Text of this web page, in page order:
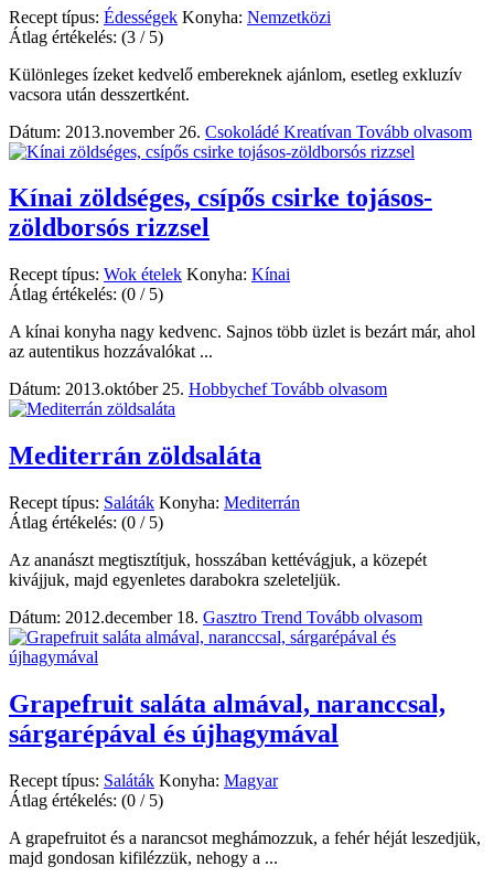
Recept típus: Édességek Konyha: Nemzetközi
Átlag értékelés: (3 / 5)
Különleges ízeket kedvelő embereknek ajánlom, esetleg exkluzív
vacsora után desszertként.
Dátum: 2013.november 26. Csokoládé Kreatívan Tovább olvasom
Kínai zöldséges, csípős csirke tojásos-
zöldborsós rizzsel
Recept típus: Wok ételek Konyha: Kínai
Átlag értékelés: (0 / 5)
A kínai konyha nagy kedvenc. Sajnos több üzlet is bezárt már, ahol
az autentikus hozzávalókat ...
Dátum: 2013.október 25. HobbychefTovább olvasom
Mediterrán zöldsaláta
Recept típus: Saláták Konyha: Mediterrán
Átlag értékelés: (0 / 5)
Az ananászt megtisztítjuk, hosszában kettévágjuk, a közepét
kivájjuk, majd egyenletes darabokra szeleteljük.
Dátum: 2012.december 18. Gasztro Trend Tovább olvasom
Grapefruit saláta almával, naranccsal,
sárgarépával és újhagymával
Recept típus: Saláták Konyha: Magyar
Átlag értékelés: (0 / 5)
A grapefruitot és a narancsot meghámozzuk, a fehér héját leszedjük,
majd gondosan kifilézzük, nehogy a ...